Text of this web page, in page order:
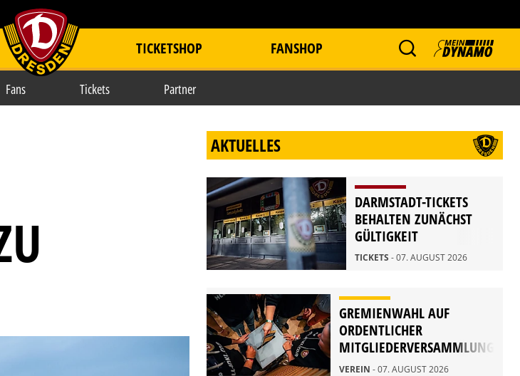
item.title TICKETSHOP FANSHOP
Fans Tickets Partner
AKTUELLES
DARMSTADT-TICKETS
BEHALTEN ZUNÄCHST
GÜLTIGKEIT
TICKETS - 07. AUGUST 2026
GREMIENWAHL AUF
ORDENTLICHER
MITGLIEDERVERSAMMLUNG
2026
VEREIN - 07. AUGUST 2026